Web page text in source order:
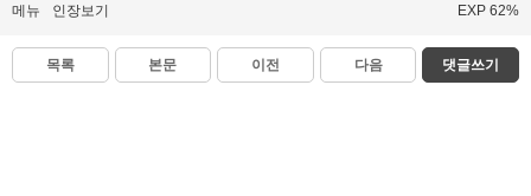
메뉴 인장보기 EXP 62%
목록 본문 이전 다음 댓글쓰기